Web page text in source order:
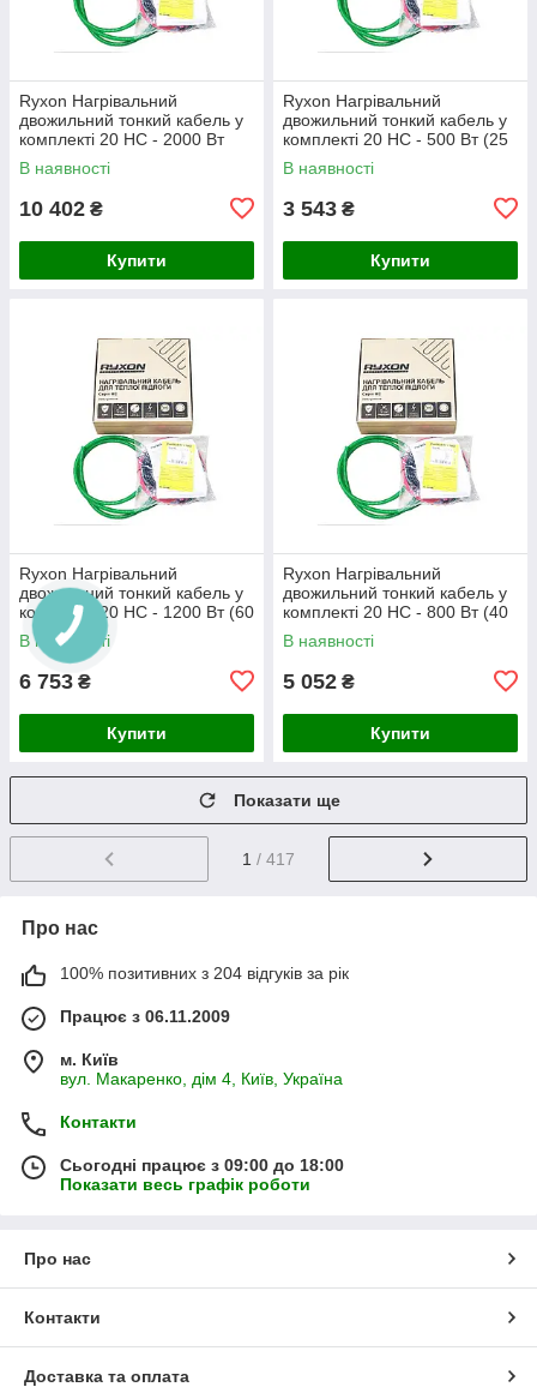
Ryxon Нагрівальний
двожильний тонкий кабель у
комплекті 20 HC - 2000 Вт
(100 м)
В наявності
10 402 ₴
Купити
Ryxon Нагрівальний
двожильний тонкий кабель у
комплекті 20 HC - 500 Вт (25
м)
В наявності
3 543 ₴
Купити
Ryxon Нагрівальний
двожильний тонкий кабель у
комплекті 20 HC - 1200 Вт (60
м)
В наявності
6 753 ₴
Купити
Ryxon Нагрівальний
двожильний тонкий кабель у
комплекті 20 HC - 800 Вт (40
м)
В наявності
5 052 ₴
Купити
Показати ще
1 / 417
Про нас
100% позитивних з 204 відгуків за рік
Працює з 06.11.2009
м. Київ
вул. Макаренко, дім 4, Київ, Україна
Контакти
Сьогодні працює з 09:00 до 18:00
Показати весь графік роботи
Про нас
Контакти
Доставка та оплата